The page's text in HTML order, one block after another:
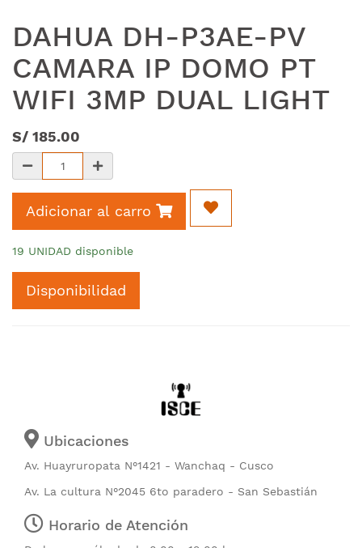
DAHUA DH-P3AE-PV
CAMARA IP DOMO PT
WIFI 3MP DUAL LIGHT
S/ 185.00
Adicionar al carro
19 UNIDAD disponible
Disponibilidad
Ubicaciones
Av. Huayruropata N°1421 - Wanchaq - Cusco
Av. La cultura N°2045 6to paradero - San Sebastián
Horario de Atención